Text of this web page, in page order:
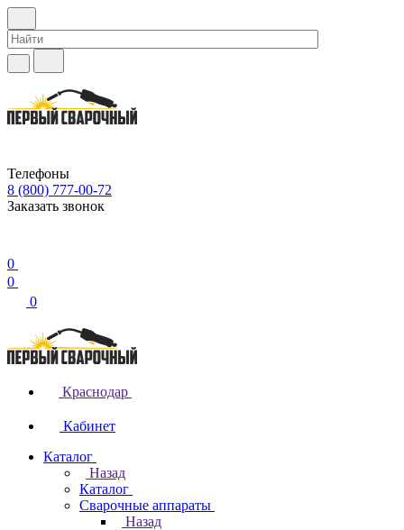
Телефоны
8 (800) 777-00-72
Заказать звонок
0
0
0
Краснодар
Кабинет
Каталог
Назад
Каталог
Сварочные аппараты
Назад